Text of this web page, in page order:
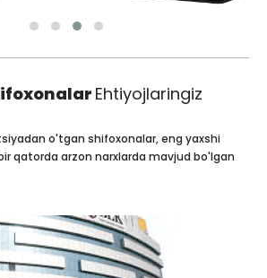
Ehtiyojlaringiz
o'tgan shifoxonalar, eng yaxshi
qatorda arzon narxlarda mavjud bo'lgan